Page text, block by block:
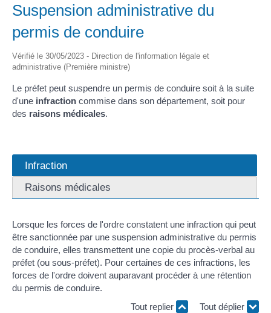
Suspension administrative du
permis de conduire
Vérifié le 30/05/2023 - Direction de l'information légale et
administrative (Première ministre)
Le préfet peut suspendre un permis de conduire soit à la suite
d'une infraction commise dans son département, soit pour
des raisons médicales.
Infraction
Raisons médicales
Lorsque les forces de l'ordre constatent une infraction qui peut
être sanctionnée par une suspension administrative du permis
de conduire, elles transmettent une copie du procès-verbal au
préfet (ou sous-préfet). Pour certaines de ces infractions, les
forces de l'ordre doivent auparavant procéder à une rétention
du permis de conduire.
Tout replier
Tout déplier